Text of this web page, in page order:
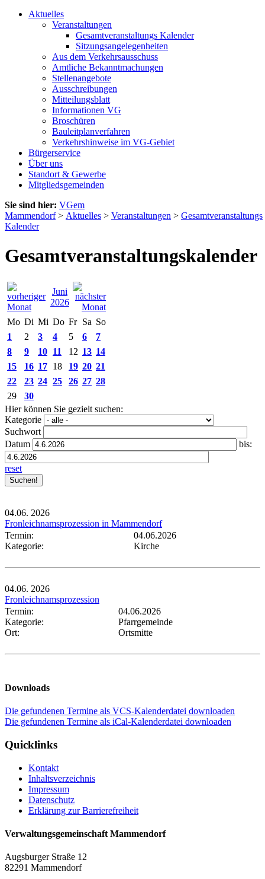
Aktuelles
Veranstaltungen
Gesamtveranstaltungs Kalender
Sitzungsangelegenheiten
Aus dem Verkehrsausschuss
Amtliche Bekanntmachungen
Stellenangebote
Ausschreibungen
Mitteilungsblatt
Informationen VG
Broschüren
Bauleitplanverfahren
Verkehrshinweise im VG-Gebiet
Bürgerservice
Über uns
Standort & Gewerbe
Mitgliedsgemeinden
Sie sind hier: VGem
Mammendorf> Aktuelles > Veranstaltungen > Gesamtveranstaltungs
Kalender
Gesamtveranstaltungskalender
Juni
2026
Mo Di Mi Do Fr Sa So
1
2 3 4 5 6
7
8
9 10 11 12 13 14
15
16 17 18 19 20 21
22
23 24 25 26 27 28
29
30
Hier können Sie gezielt suchen:
Kategorie
Suchwort
Datum
bis:
reset
04.06. 2026
Fronleichnamsprozession in Mammendorf
Termin:
04.06.2026
Kategorie:
Kirche
04.06. 2026
Fronleichnamsprozession
Termin:
04.06.2026
Kategorie:
Pfarrgemeinde
Ort:
Ortsmitte
Downloads
Die gefundenen Termine als VCS-Kalenderdatei downloaden
Die gefundenen Termine als iCal-Kalenderdatei downloaden
Quicklinks
Kontakt
Inhaltsverzeichnis
Impressum
Datenschutz
Erklärung zur Barrierefreiheit
Verwaltungsgemeinschaft Mammendorf
Augsburger Straße 12
82291 Mammendorf